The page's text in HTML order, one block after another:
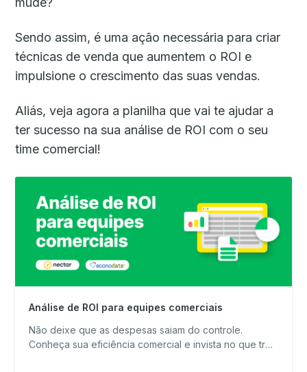
Sendo assim, é uma ação necessária para criar
técnicas de venda que aumentem o ROI e
impulsione o crescimento das suas vendas.
Aliás, veja agora a planilha que vai te ajudar a
ter sucesso na sua análise de ROI com o seu
time comercial!
Análise de ROI para equipes comerciais
Não deixe que as despesas saiam do controle.
Conheça sua eficiência comercial e invista no que traz